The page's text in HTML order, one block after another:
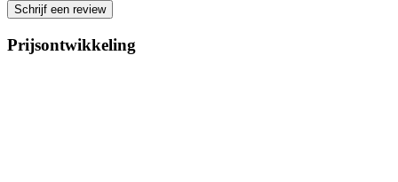
Schrijf een review
Prijsontwikkeling